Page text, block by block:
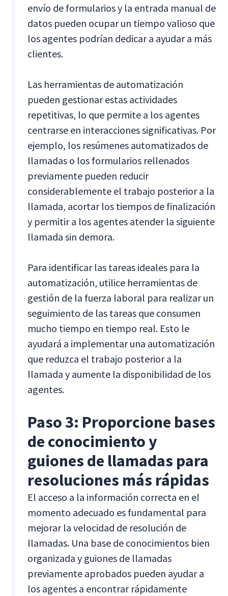
envío de formularios y la entrada manual de
datos pueden ocupar un tiempo valioso que
los agentes podrían dedicar a ayudar a más
clientes.
Las herramientas de automatización
pueden gestionar estas actividades
repetitivas, lo que permite a los agentes
centrarse en interacciones significativas. Por
ejemplo, los resúmenes automatizados de
llamadas o los formularios rellenados
previamente pueden reducir
considerablemente el trabajo posterior a la
llamada, acortar los tiempos de finalización
y permitir a los agentes atender la siguiente
llamada sin demora.
Para identificar las tareas ideales para la
automatización, utilice herramientas de
gestión de la fuerza laboral para realizar un
seguimiento de las tareas que consumen
mucho tiempo en tiempo real. Esto le
ayudará a implementar una automatización
que reduzca el trabajo posterior a la
llamada y aumente la disponibilidad de los
agentes.
Paso 3: Proporcione bases
de conocimiento y
guiones de llamadas para
resoluciones más rápidas
El acceso a la información correcta en el
momento adecuado es fundamental para
mejorar la velocidad de resolución de
llamadas. Una base de conocimientos bien
organizada y guiones de llamadas
previamente aprobados pueden ayudar a
los agentes a encontrar rápidamente